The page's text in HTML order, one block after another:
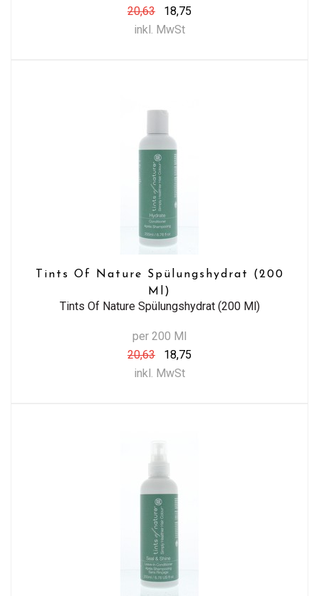
20,63
18,75
inkl. MwSt
Tints Of Nature Spülungshydrat (200
Ml)
Tints Of Nature Spülungshydrat (200 Ml)
per 200 Ml
20,63
18,75
inkl. MwSt